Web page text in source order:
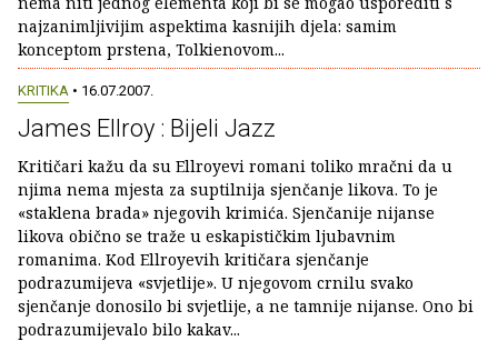
najzanimljivijim aspektima kasnijih djela: samim
konceptom prstena, Tolkienovom...
KRITIKA • 16.07.2007.
James Ellroy : Bijeli Jazz
Kritičari kažu da su Ellroyevi romani toliko mračni da u
njima nema mjesta za suptilnija sjenčanje likova. To je
«staklena brada» njegovih krimića. Sjenčanije nijanse
likova obično se traže u eskapističkim ljubavnim
romanima. Kod Ellroyevih kritičara sjenčanje
podrazumijeva «svjetlije». U njegovom crnilu svako
sjenčanje donosilo bi svjetlije, a ne tamnije nijanse. Ono bi
podrazumijevalo bilo kakav...